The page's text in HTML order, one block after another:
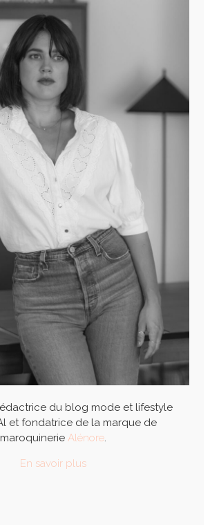
du blog mode et lifestyle
et fondatrice de la marque de
maroquinerie Alénore.
En savoir plus